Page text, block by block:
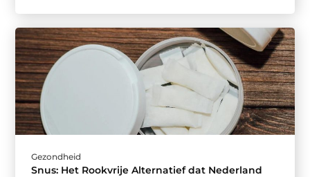
Gezondheid
Snus: Het Rookvrije Alternatief dat Nederland